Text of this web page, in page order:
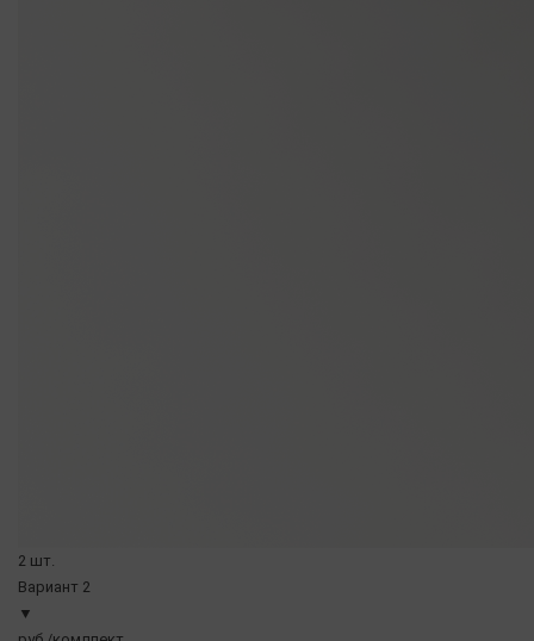
2 шт.
Вариант 2
▼